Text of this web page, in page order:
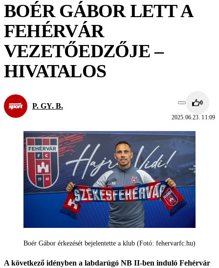
BOÉR GÁBOR LETT A
FEHÉRVÁR
VEZETŐEDZŐJE –
HIVATALOS
P. GY. B. 0
2025.06.23. 11:09
Boér Gábor érkezését bejelentette a klub (Fotó: fehervarfc.hu)
A következő idényben a labdarúgó NB II-ben induló Fehérvár